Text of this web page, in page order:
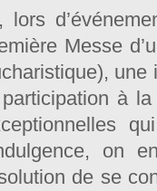
lors
Messe
une
à
on
de se